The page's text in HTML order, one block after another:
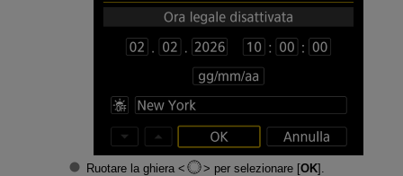
Ruotare la ghiera per selezionare [OK].